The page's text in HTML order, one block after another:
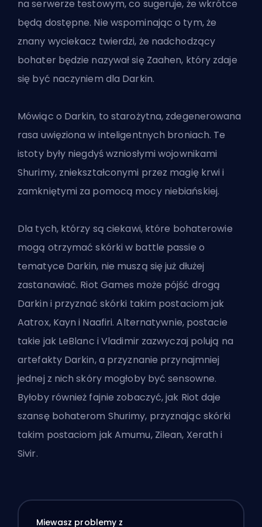
na serwerze testowym, co sugeruje, że wkrótce
będą dostępne. Nie wspominając o tym, że
znany wyciekacz twierdzi, że nadchodzący
bohater będzie nazywał się Zaahen, który zdaje
się być naczyniem dla Darkin.
Mówiąc o Darkin, to starożytna, zdegenerowana
rasa uwięziona w inteligentnych broniach. Te
istoty były niegdyś wzniosłymi wojownikami
Shurimy, zniekształconymi przez magię krwi i
zamkniętymi za pomocą mocy niebiańskiej.
Dla tych, którzy są ciekawi, które bohaterowie
mogą otrzymać skórki w battle passie o
tematyce Darkin, nie muszą się już dłużej
zastanawiać. Riot Games może pójść drogą
Darkin i przyznać skórki takim postaciom jak
Aatrox, Kayn i Naafiri. Alternatywnie, postacie
takie jak LeBlanc i Vladimir zazwyczaj polują na
artefakty Darkin, a przyznanie przynajmniej
jednej z nich skóry mogłoby być sensowne.
Byłoby również fajnie zobaczyć, jak Riot daje
szansę bohaterom Shurimy, przyznając skórki
takim postaciom jak Amumu, Zilean, Xerath i
Sivir.
Miewasz problemy z